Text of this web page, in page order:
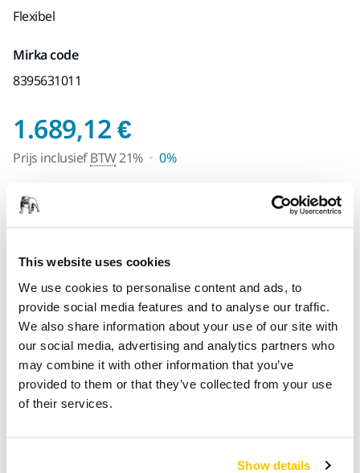
This website uses cookies
We use cookies to personalise content and ads, to
provide social media features and to analyse our traffic.
We also share information about your use of our site with
our social media, advertising and analytics partners who
may combine it with other information that you’ve
provided to them or that they’ve collected from your use
of their services.
Show details
Flexibel
Mirka code
8395631011
1.689,12 €Prijs inclusief BTW
Prijs inclusiefBTW21%
0%
Toevoegen aan winkelwagen
SPECIAAL VOOR U
Levering in België
Geen verzendkosten bij bestellingen vanaf €50,- incl.
btw